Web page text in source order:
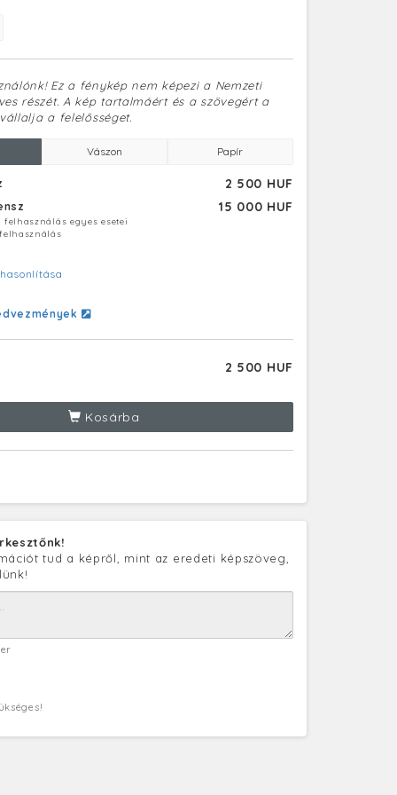
Ez a fénykép nem képezi a Nemzeti
részét. A kép tartalmáért és a szövegért a
a felelősséget.
Vászon Papír
2 500 HUF
15 000 HUF
felhasználás egyes esetei
2 500 HUF
Kosárba
tud a képről, mint az eredeti képszöveg,